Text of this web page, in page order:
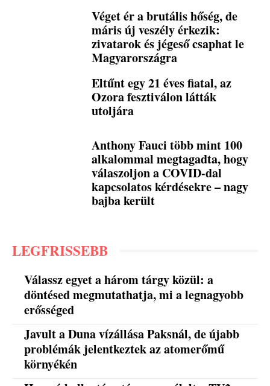
Véget ér a brutális hőség, de
máris új veszély érkezik:
zivatarok és jégeső csaphat le
Magyarországra
Eltűnt egy 21 éves fiatal, az
Ozora fesztiválon látták
utoljára
Anthony Fauci több mint 100
alkalommal megtagadta, hogy
válaszoljon a COVID-dal
kapcsolatos kérdésekre – nagy
bajba került
LEGFRISSEBB
Válassz egyet a három tárgy közül: a
döntésed megmutathatja, mi a legnagyobb
erősséged
Javult a Duna vízállása Paksnál, de újabb
problémák jelentkeztek az atomerőmű
környékén